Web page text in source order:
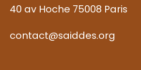
40 av Hoche 75008 Paris
contact@saiddes.org